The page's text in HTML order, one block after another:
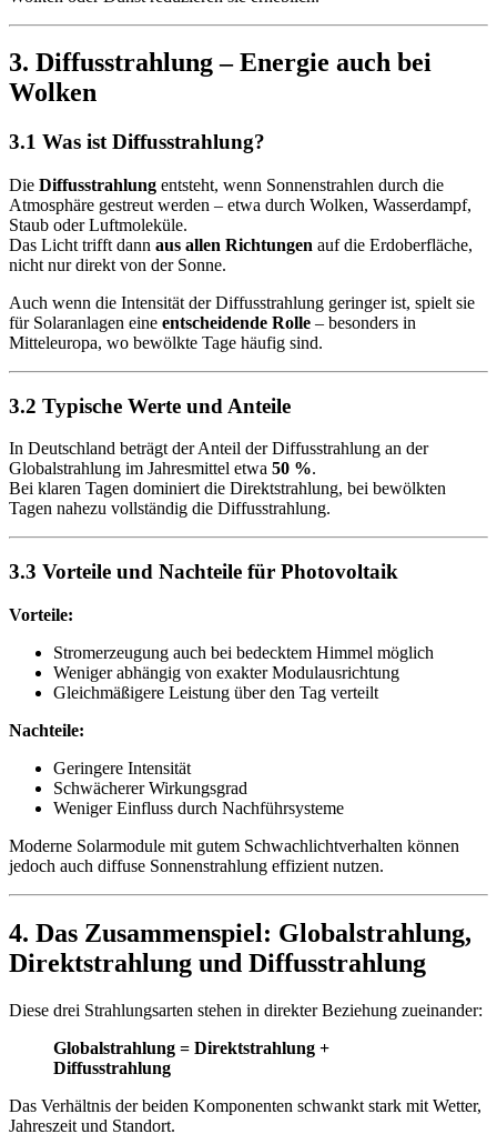
3. Diffusstrahlung – Energie auch bei
Wolken
3.1 Was ist Diffusstrahlung?
Die Diffusstrahlung entsteht, wenn Sonnenstrahlen durch die
Atmosphäre gestreut werden – etwa durch Wolken, Wasserdampf,
Staub oder Luftmoleküle.
Das Licht trifft dann aus allen Richtungen auf die Erdoberfläche,
nicht nur direkt von der Sonne.
Auch wenn die Intensität der Diffusstrahlung geringer ist, spielt sie
für Solaranlagen eine entscheidende Rolle – besonders in
Mitteleuropa, wo bewölkte Tage häufig sind.
3.2 Typische Werte und Anteile
In Deutschland beträgt der Anteil der Diffusstrahlung an der
Globalstrahlung im Jahresmittel etwa 50 %.
Bei klaren Tagen dominiert die Direktstrahlung, bei bewölkten
Tagen nahezu vollständig die Diffusstrahlung.
3.3 Vorteile und Nachteile für Photovoltaik
Vorteile:
Stromerzeugung auch bei bedecktem Himmel möglich
Weniger abhängig von exakter Modulausrichtung
Gleichmäßigere Leistung über den Tag verteilt
Nachteile:
Geringere Intensität
Schwächerer Wirkungsgrad
Weniger Einfluss durch Nachführsysteme
Moderne Solarmodule mit gutem Schwachlichtverhalten können
jedoch auch diffuse Sonnenstrahlung effizient nutzen.
4. Das Zusammenspiel: Globalstrahlung,
Direktstrahlung und Diffusstrahlung
Diese drei Strahlungsarten stehen in direkter Beziehung zueinander:
Globalstrahlung = Direktstrahlung +
Diffusstrahlung
Das Verhältnis der beiden Komponenten schwankt stark mit Wetter,
Jahreszeit und Standort.